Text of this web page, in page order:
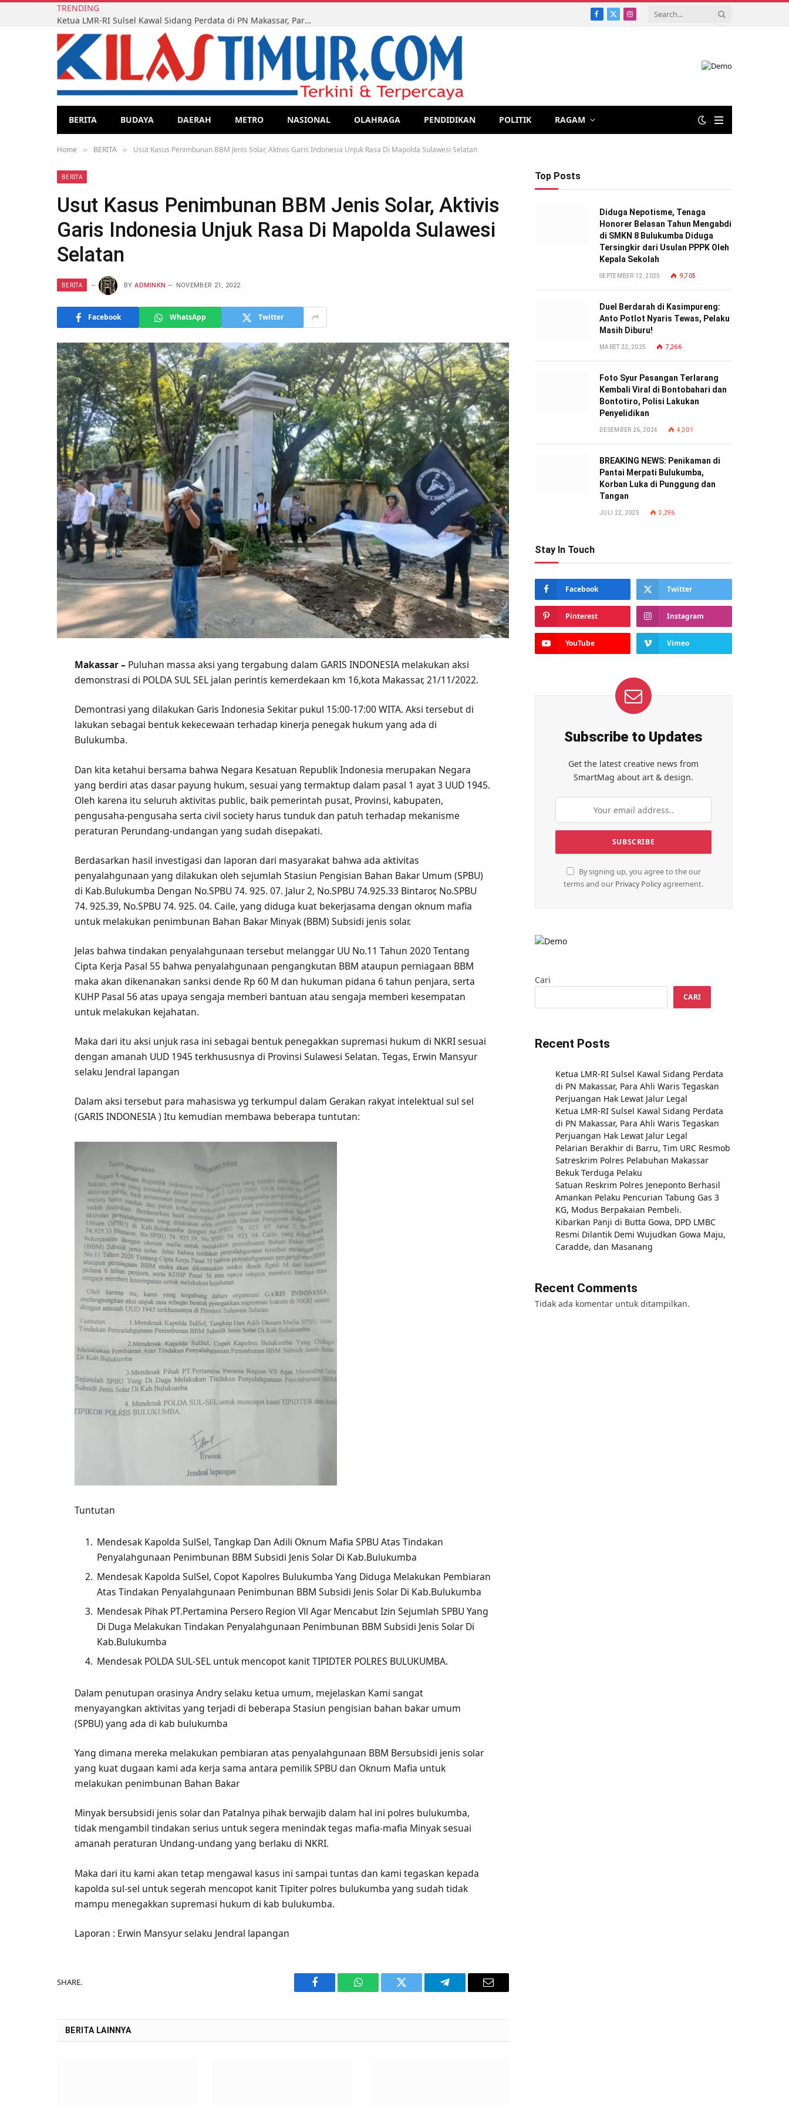
TRENDING
Ketua LMR-RI Sulsel Kawal Sidang Perdata di PN Makassar, Para Ahli Waris Tegaskan Perjuangan Hak Lewat Jalur Legal
Facebook
X
Instagram
BERITA BUDAYA DAERAH METRO NASIONAL OLAHRAGA PENDIDIKAN POLITIK RAGAM
Home » BERITA » Usut Kasus Penimbunan BBM Jenis Solar, Aktivis Garis Indonesia Unjuk Rasa Di Mapolda Sulawesi Selatan
BERITA
Usut Kasus Penimbunan BBM Jenis Solar, Aktivis
Garis Indonesia Unjuk Rasa Di Mapolda Sulawesi
Selatan
BERITA BY ADMINKN NOVEMBER 21, 2022
Facebook WhatsApp Twitter
Makassar – Puluhan massa aksi yang tergabung dalam GARIS INDONESIA melakukan aksi
demonstrasi di POLDA SUL SEL jalan perintis kemerdekaan km 16,kota Makassar, 21/11/2022.
Demontrasi yang dilakukan Garis Indonesia Sekitar pukul 15:00-17:00 WITA. Aksi tersebut di
lakukan sebagai bentuk kekecewaan terhadap kinerja penegak hukum yang ada di
Bulukumba.
Dan kita ketahui bersama bahwa Negara Kesatuan Republik Indonesia merupakan Negara
yang berdiri atas dasar payung hukum, sesuai yang termaktup dalam pasal 1 ayat 3 UUD 1945.
Oleh karena itu seluruh aktivitas public, baik pemerintah pusat, Provinsi, kabupaten,
pengusaha-pengusaha serta civil society harus tunduk dan patuh terhadap mekanisme
peraturan Perundang-undangan yang sudah disepakati.
Berdasarkan hasil investigasi dan laporan dari masyarakat bahwa ada aktivitas
penyalahgunaan yang dilakukan oleh sejumlah Stasiun Pengisian Bahan Bakar Umum (SPBU)
di Kab.Bulukumba Dengan No.SPBU 74. 925. 07. Jalur 2, No.SPBU 74.925.33 Bintaror, No.SPBU
74. 925.39, No.SPBU 74. 925. 04. Caile, yang diduga kuat bekerjasama dengan oknum mafia
untuk melakukan penimbunan Bahan Bakar Minyak (BBM) Subsidi jenis solar.
Jelas bahwa tindakan penyalahgunaan tersebut melanggar UU No.11 Tahun 2020 Tentang
Cipta Kerja Pasal 55 bahwa penyalahgunaan pengangkutan BBM ataupun perniagaan BBM
maka akan dikenanakan sanksi dende Rp 60 M dan hukuman pidana 6 tahun penjara, serta
KUHP Pasal 56 atas upaya sengaja memberi bantuan atau sengaja memberi kesempatan
untuk melakukan kejahatan.
Maka dari itu aksi unjuk rasa ini sebagai bentuk penegakkan supremasi hukum di NKRI sesuai
dengan amanah UUD 1945 terkhususnya di Provinsi Sulawesi Selatan. Tegas, Erwin Mansyur
selaku Jendral lapangan
Dalam aksi tersebut para mahasiswa yg terkumpul dalam Gerakan rakyat intelektual sul sel
(GARIS INDONESIA ) Itu kemudian membawa beberapa tuntutan:
Tuntutan
Mendesak Kapolda SulSel, Tangkap Dan Adili Oknum Mafia SPBU Atas Tindakan
Penyalahgunaan Penimbunan BBM Subsidi Jenis Solar Di Kab.Bulukumba
Mendesak Kapolda SulSel, Copot Kapolres Bulukumba Yang Diduga Melakukan Pembiaran
Atas Tindakan Penyalahgunaan Penimbunan BBM Subsidi Jenis Solar Di Kab.Bulukumba
Mendesak Pihak PT.Pertamina Persero Region Vll Agar Mencabut Izin Sejumlah SPBU Yang
Di Duga Melakukan Tindakan Penyalahgunaan Penimbunan BBM Subsidi Jenis Solar Di
Kab.Bulukumba
Mendesak POLDA SUL-SEL untuk mencopot kanit TIPIDTER POLRES BULUKUMBA.
Dalam penutupan orasinya Andry selaku ketua umum, mejelaskan Kami sangat
menyayangkan aktivitas yang terjadi di beberapa Stasiun pengisian bahan bakar umum
(SPBU) yang ada di kab bulukumba
Yang dimana mereka melakukan pembiaran atas penyalahgunaan BBM Bersubsidi jenis solar
yang kuat dugaan kami ada kerja sama antara pemilik SPBU dan Oknum Mafia untuk
melakukan penimbunan Bahan Bakar
Minyak bersubsidi jenis solar dan Patalnya pihak berwajib dalam hal ini polres bulukumba,
tidak mengambil tindakan serius untuk segera menindak tegas mafia-mafia Minyak sesuai
amanah peraturan Undang-undang yang berlaku di NKRI.
Maka dari itu kami akan tetap mengawal kasus ini sampai tuntas dan kami tegaskan kepada
kapolda sul-sel untuk segerah mencopot kanit Tipiter polres bulukumba yang sudah tidak
mampu menegakkan supremasi hukum di kab bulukumba.
Laporan : Erwin Mansyur selaku Jendral lapangan
SHARE.
Facebook WhatsAppTwitter Telegram Email
BERITA LAINNYA
Top Posts
Diduga Nepotisme, Tenaga
Honorer Belasan Tahun Mengabdi
di SMKN 8 Bulukumba Diduga
Tersingkir dari Usulan PPPK Oleh
Kepala Sekolah
SEPTEMBER 12, 2025 9,705
Duel Berdarah di Kasimpureng:
Anto Potlot Nyaris Tewas, Pelaku
Masih Diburu!
MARET 22, 2025 7,266
Foto Syur Pasangan Terlarang
Kembali Viral di Bontobahari dan
Bontotiro, Polisi Lakukan
Penyelidikan
DESEMBER 26, 2024 4,301
BREAKING NEWS: Penikaman di
Pantai Merpati Bulukumba,
Korban Luka di Punggung dan
Tangan
JULI 22, 2025 3,296
Stay In Touch
Facebook Twitter
Pinterest Instagram
YouTube Vimeo
Subscribe to Updates
Get the latest creative news from
SmartMag about art & design.
By signing up, you agree to the our
terms and our Privacy Policyagreement.
Cari
CARI
Recent Posts
Ketua LMR-RI Sulsel Kawal Sidang Perdata
di PN Makassar, Para Ahli Waris Tegaskan
Perjuangan Hak Lewat Jalur Legal
Ketua LMR-RI Sulsel Kawal Sidang Perdata
di PN Makassar, Para Ahli Waris Tegaskan
Perjuangan Hak Lewat Jalur Legal
Pelarian Berakhir di Barru, Tim URC Resmob
Satreskrim Polres Pelabuhan Makassar
Bekuk Terduga Pelaku
Satuan Reskrim Polres Jeneponto Berhasil
Amankan Pelaku Pencurian Tabung Gas 3
KG, Modus Berpakaian Pembeli.
Kibarkan Panji di Butta Gowa, DPD LMBC
Resmi Dilantik Demi Wujudkan Gowa Maju,
Caradde, dan Masanang
Recent Comments
Tidak ada komentar untuk ditampilkan.